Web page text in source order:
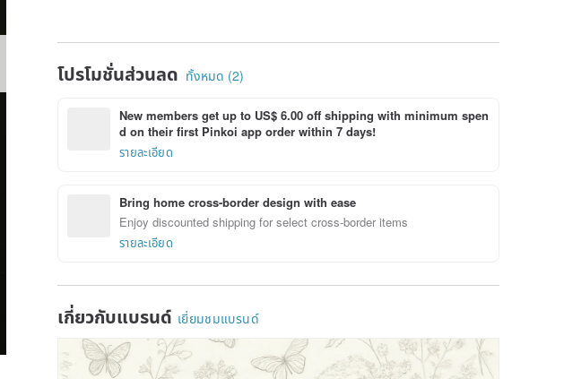
โปรโมชั่นส่วนลด ทั้งหมด (2)
New members get up to US$ 6.00 off shipping with minimum spen
d on their first Pinkoi app order within 7 days!
รายละเอียด
Bring home cross-border design with ease
Enjoy discounted shipping for select cross-border items
รายละเอียด
เกี่ยวกับแบรนด์ เยี่ยมชมแบรนด์